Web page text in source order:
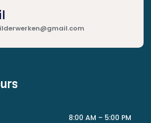
8:00 AM – 5:00 PM